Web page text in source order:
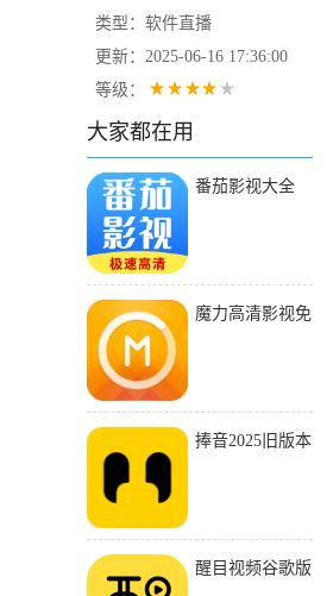
类型：软件直播
更新：2025-06-16 17:36:00
等级：
大家都在用
番茄影视大全
魔力高清影视免
捧音2025旧版本
醒目视频谷歌版